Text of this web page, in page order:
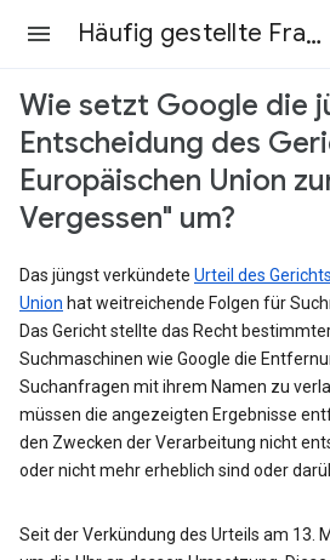
Häufig gestellte Fragen
Wie setzt Google die
Entscheidung des
Europäischen Union
Vergessen" um?
Das jüngst verkündete Urteil des
Union hat weitreichende Folgen für
Das Gericht stellte das Recht
Suchmaschinen wie Google die
Suchanfragen mit ihrem Namen zu
müssen die angezeigten Ergebnisse
den Zwecken der Verarbeitung nicht
oder nicht mehr erheblich sind oder
Seit der Verkündung des Urteils am 13.